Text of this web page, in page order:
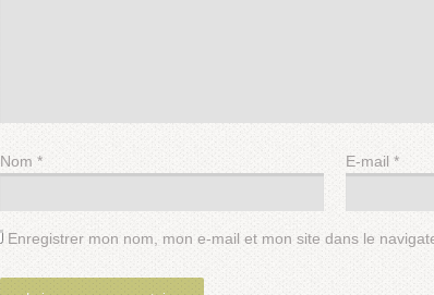
Nom * E-mail *
Enregistrer mon nom, mon e-mail et mon site dans le